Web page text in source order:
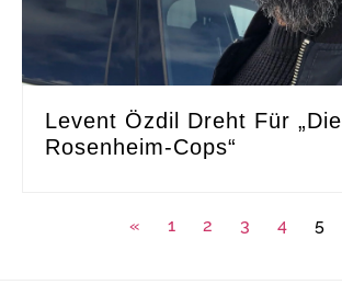
Levent Özdil Dreht Für „Die
Rosenheim-Cops“
« 1 2 3 4 5